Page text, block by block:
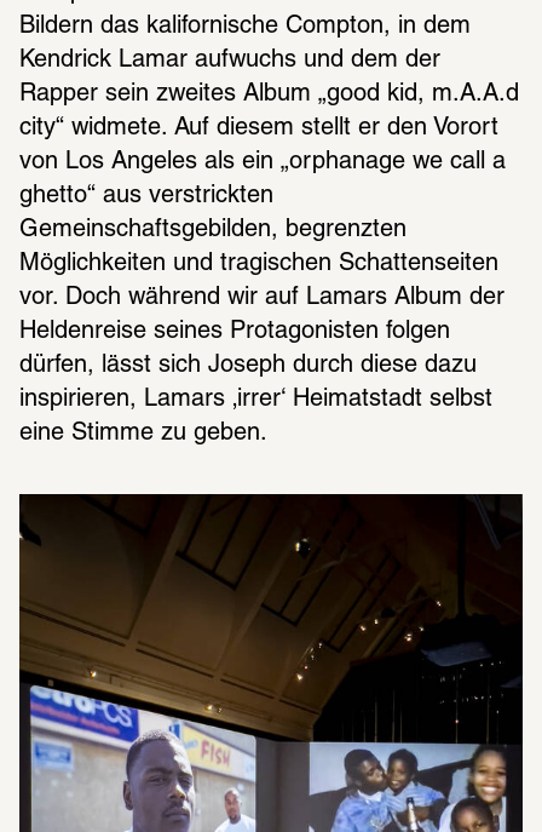
Bildern das kalifornische Compton, in dem
Kendrick Lamar aufwuchs und dem der
Rapper sein zweites Album „good kid, m.A.A.d
city“ widmete. Auf diesem stellt er den Vorort
von Los Angeles als ein „orphanage we call a
ghetto“ aus verstrickten
Gemeinschaftsgebilden, begrenzten
Möglichkeiten und tragischen Schattenseiten
vor. Doch während wir auf Lamars Album der
Heldenreise seines Protagonisten folgen
dürfen, lässt sich Joseph durch diese dazu
inspirieren, Lamars ‚irrer‘ Heimatstadt selbst
eine Stimme zu geben.